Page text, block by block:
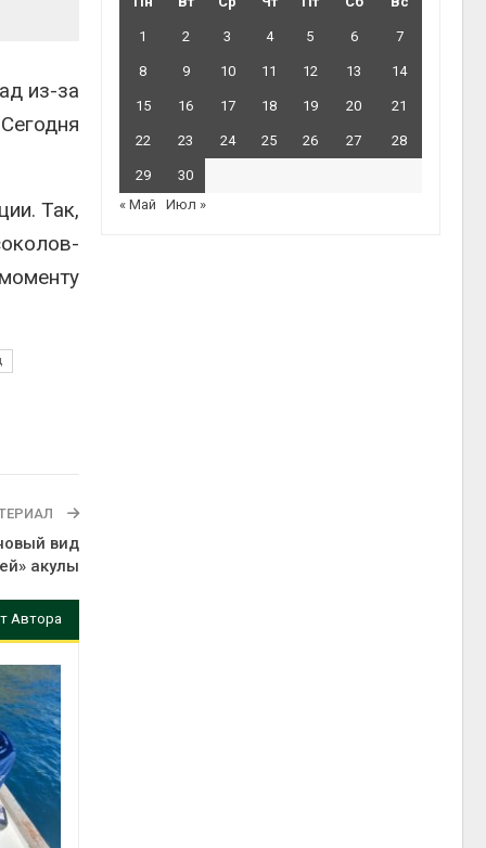
из-за
Так,
вид
акулы
Автора
1 2 3 4 5 6 7
8 9 10 11 12 13 14
15 16 17 18 19 20 21
22 23 24 25 26 27 28
29
30
« Май
Июл »